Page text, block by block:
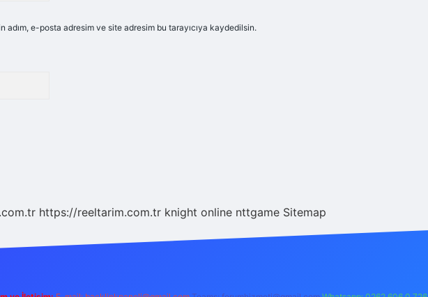
adım, e-posta adresim ve site adresim bu tarayıcıya kaydedilsin.
https://reeltarim.com.tr knight online nttgame Sitemap